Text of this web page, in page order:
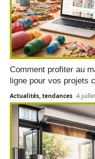
Comment profiter au
ligne pour vos projets
Actualités, tendances 4